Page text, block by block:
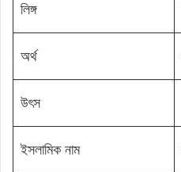
লিঙ্গ
অর্থ
উৎস
ইসলামিক নাম